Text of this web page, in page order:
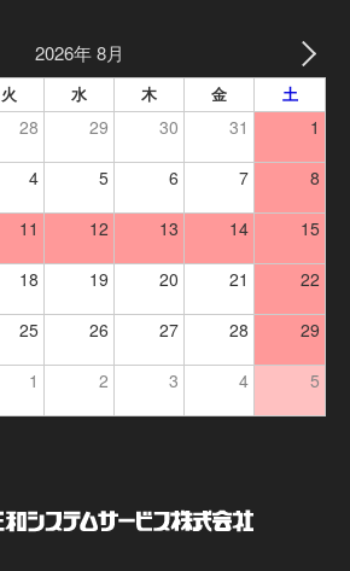
2026年 8月
火 水 木 金 土
28 29 30 31 1
4 5 6 7 8
11 12 13 14 15
18 19 20 21 22
25 26 27 28 29
1 2 3 4 5